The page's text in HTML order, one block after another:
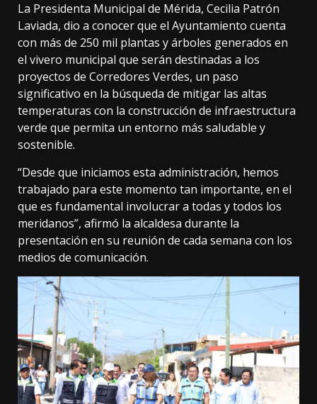
La Presidenta Municipal de Mérida, Cecilia Patrón
Laviada, dio a conocer que el Ayuntamiento cuenta
con más de 250 mil plantas y árboles generados en
el vivero municipal que serán destinadas a los
proyectos de Corredores Verdes, un paso
significativo en la búsqueda de mitigar las altas
temperaturas con la construcción de infraestructura
verde que permita un entorno más saludable y
sostenible.
“Desde que iniciamos esta administración, hemos
trabajado para este momento tan importante, en el
que es fundamental involucrar a todas y todos los
meridanos”, afirmó la alcaldesa durante la
presentación en su reunión de cada semana con los
medios de comunicación.